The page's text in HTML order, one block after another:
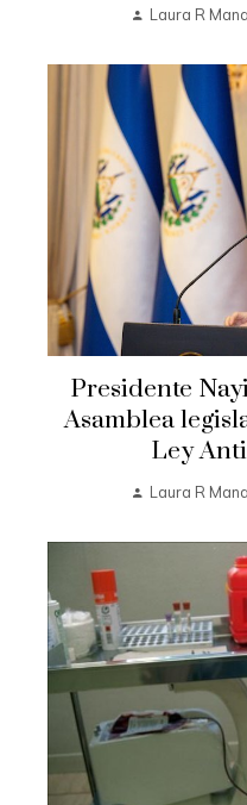
Laura R
Presidente
Asamblea
Ley
Laura R